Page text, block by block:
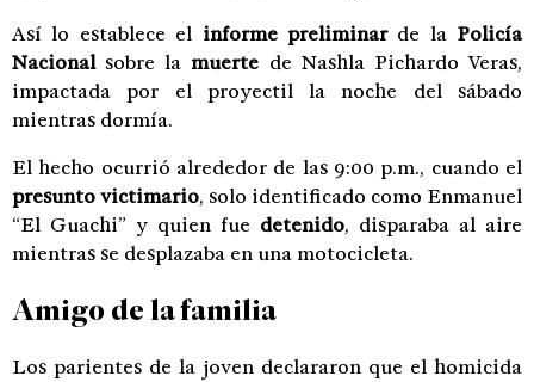
Así lo establece el informe preliminarde la Policía
Nacionalsobre lamuerte de Nashla Pichardo Veras,
impactada por el proyectil la noche del sábado
mientras dormía.
El hecho ocurrió alrededor de las 9:00 p.m., cuando el
presunto victimario, solo identificado como Enmanuel
“El Guachi” y quien fue detenido, disparaba al aire
mientras se desplazaba en una motocicleta.
Amigo de la familia
Los parientes de la joven declararon que el homicida